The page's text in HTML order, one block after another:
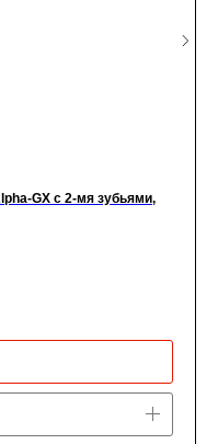
GX c 2-мя зубьями,